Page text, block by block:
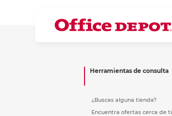
Herramientas de consulta
¿Buscas alguna tienda?
Encuentra ofertas cerca de ti